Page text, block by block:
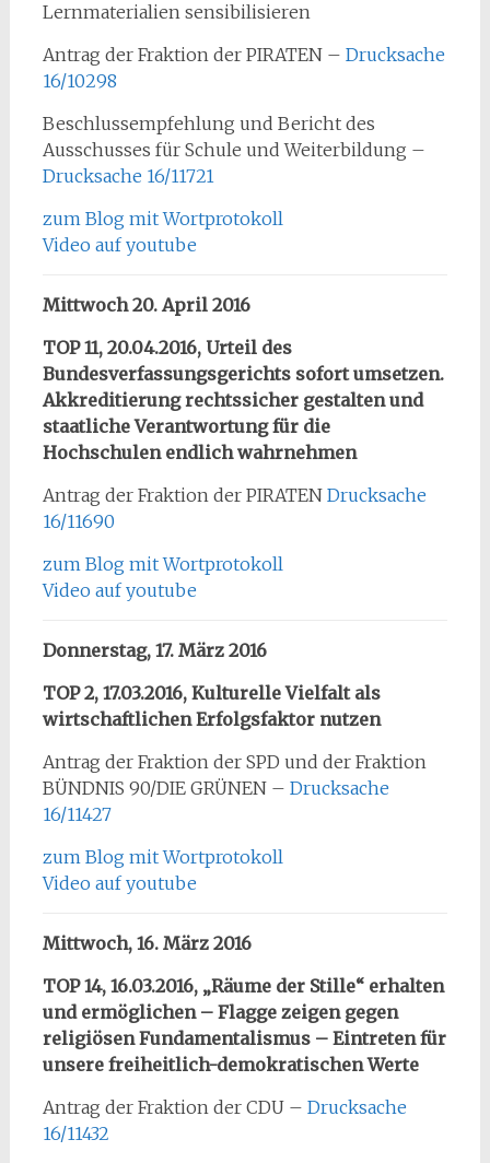
Lernmaterialien sensibilisieren
Antrag der Fraktion der PIRATEN – Drucksache
16/10298
Beschlussempfehlung und Bericht des
Ausschusses für Schule und Weiterbildung –
Drucksache 16/11721
zum Blog mit Wortprotokoll
Video auf youtube
Mittwoch 20. April 2016
TOP 11, 20.04.2016, Urteil des
Bundesverfassungsgerichts sofort umsetzen.
Akkreditierung rechtssicher gestalten und
staatliche Verantwortung für die
Hochschulen endlich wahrnehmen
Antrag der Fraktion der PIRATEN Drucksache
16/11690
zum Blog mit Wortprotokoll
Video auf youtube
Donnerstag, 17. März 2016
TOP 2, 17.03.2016, Kulturelle Vielfalt als
wirtschaftlichen Erfolgsfaktor nutzen
Antrag der Fraktion der SPD und der Fraktion
BÜNDNIS 90/DIE GRÜNEN – Drucksache
16/11427
zum Blog mit Wortprotokoll
Video auf youtube
Mittwoch, 16. März 2016
TOP 14, 16.03.2016, „Räume der Stille“ erhalten
und ermöglichen – Flagge zeigen gegen
religiösen Fundamentalismus – Eintreten für
unsere freiheitlich-demokratischen Werte
Antrag der Fraktion der CDU – Drucksache
16/11432